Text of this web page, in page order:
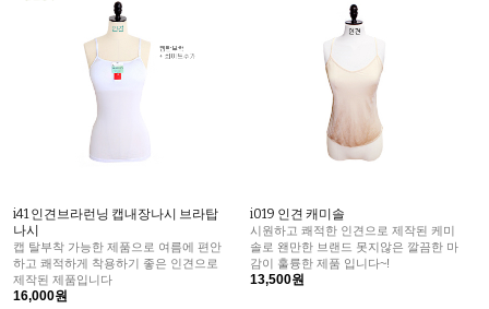
i41 인견브라런닝 캡내장나시 브라탑
나시
캡 탈부착 가능한 제품으로 여름에 편안
하고 쾌적하게 착용하기 좋은 인견으로
제작된 제품입니다
16,000원
i019 인견 캐미솔
시원하고 쾌적한 인견으로 제작된 케미
솔로 왠만한 브랜드 못지않은 깔끔한 마
감이 훌륭한 제품 입니다~!
13,500원